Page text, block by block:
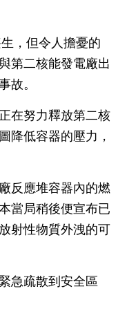
，但令人擔憂的
第二核能發電廠出
故。
在努力釋放第二核
降低容器的壓力，
反應堆容器內的燃
當局稍後便宣布已
射性物質外洩的可
急疏散到安全區